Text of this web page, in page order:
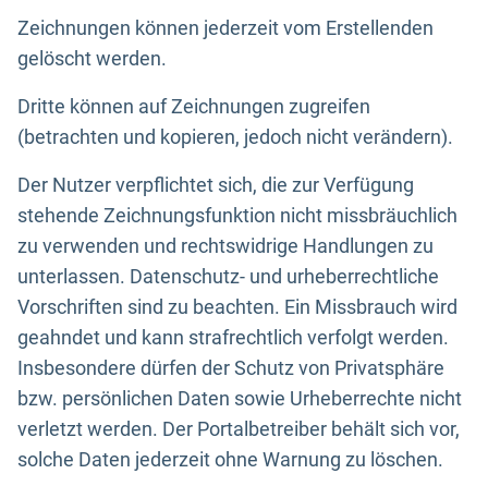
Zeichnungen können jederzeit vom Erstellenden
gelöscht werden.
Dritte können auf Zeichnungen zugreifen
(betrachten und kopieren, jedoch nicht verändern).
Der Nutzer verpflichtet sich, die zur Verfügung
stehende Zeichnungsfunktion nicht missbräuchlich
zu verwenden und rechtswidrige Handlungen zu
unterlassen. Datenschutz- und urheberrechtliche
Vorschriften sind zu beachten. Ein Missbrauch wird
geahndet und kann strafrechtlich verfolgt werden.
Insbesondere dürfen der Schutz von Privatsphäre
bzw. persönlichen Daten sowie Urheberrechte nicht
verletzt werden. Der Portalbetreiber behält sich vor,
solche Daten jederzeit ohne Warnung zu löschen.